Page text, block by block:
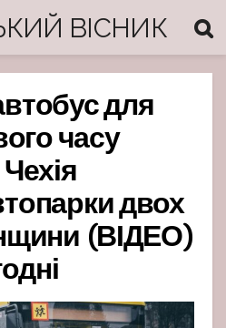
ВІСНИК
для
часу
двох
(ВІДЕО)